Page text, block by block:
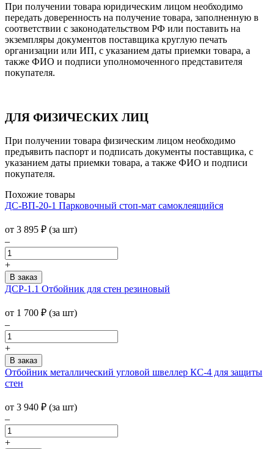
При получении товара юридическим лицом необходимо
передать доверенность на получение товара, заполненную в
соответствии с законодательством РФ или поставить на
экземпляры документов поставщика круглую печать
организации или ИП, с указанием даты приемки товара, а
также ФИО и подписи уполномоченного представителя
покупателя.
ДЛЯ ФИЗИЧЕСКИХ ЛИЦ
При получении товара физическим лицом необходимо
предъявить паспорт и подписать документы поставщика, с
указанием даты приемки товара, а также ФИО и подписи
покупателя.
Похожие товары
ДС-ВП-20-1 Парковочный стоп-мат самоклеящийся
от 3 895 ₽ (за шт)
–
+
ДСР-1.1 Отбойник для стен резиновый
от 1 700 ₽ (за шт)
–
+
Отбойник металлический угловой швеллер КС-4 для защиты
стен
от 3 940 ₽ (за шт)
–
+